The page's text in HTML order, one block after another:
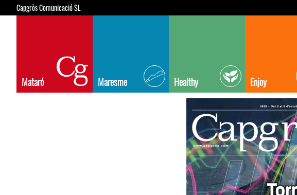
Capgròs Comunicació SL
Mataró Maresme Healthy Enjoy